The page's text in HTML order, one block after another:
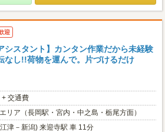
迎
シスタント】カンタン作業だから未経験
なし!!荷物を運んで。片づけるだけ
交通費
リア（長岡駅・宮内・中之島・栃尾方面）
津－新潟) 来迎寺駅 車 11分